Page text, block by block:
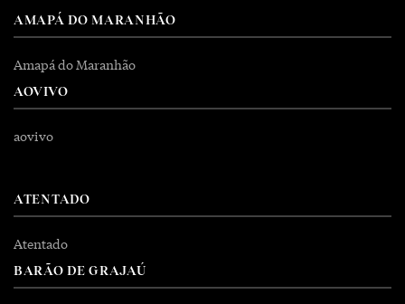
AMAPÁ DO MARANHÃO
Amapá do Maranhão
AOVIVO
aovivo
ATENTADO
Atentado
BARÃO DE GRAJAÚ